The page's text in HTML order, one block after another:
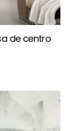
de centro